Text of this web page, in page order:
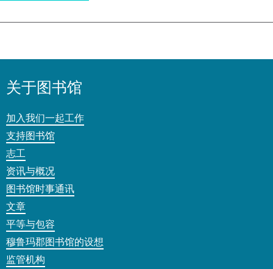
关于图书馆
加入我们一起工作
支持图书馆
志工
资讯与概况
图书馆时事通讯
文章
平等与包容
穆鲁玛郡图书馆的设想
监管机构